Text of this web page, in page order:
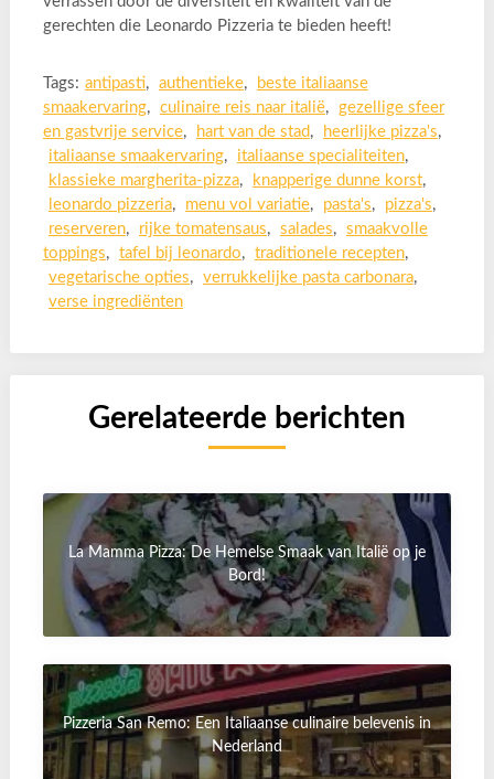
gerechten die Leonardo Pizzeria te bieden heeft!
Tags: antipasti, authentieke,
beste italiaanse
smaakervaring, culinaire reis naar italië, gezellige sfeer
en gastvrije service, hart van de stad , heerlijke pizza's,
italiaanse smaakervaring, italiaanse specialiteiten,
klassieke margherita-pizza, knapperige dunne korst,
leonardo pizzeria, menu vol variatie, pasta's, pizza's,
reserveren, rijke tomatensaus, salades, smaakvolle
toppings, tafel bij leonardo, traditionele recepten,
vegetarische opties, verrukkelijke pasta carbonara,
verse ingrediënten
Gerelateerde berichten
La Mamma Pizza: De Hemelse Smaak van Italië op je
Bord!
Pizzeria San Remo: Een Italiaanse culinaire belevenis in
Nederland